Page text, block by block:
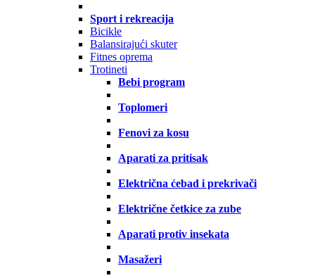
Sport i rekreacija
Bicikle
Balansirajući skuter
Fitnes oprema
Trotineti
Bebi program
Toplomeri
Fenovi za kosu
Aparati za pritisak
Električna ćebad i prekrivači
Električne četkice za zube
Aparati protiv insekata
Masažeri